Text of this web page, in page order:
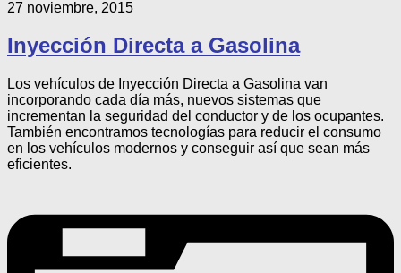
27 noviembre, 2015
Inyección Directa a Gasolina
Los vehículos de Inyección Directa a Gasolina van
incorporando cada día más, nuevos sistemas que
incrementan la seguridad del conductor y de los ocupantes.
También encontramos tecnologías para reducir el consumo
en los vehículos modernos y conseguir así que sean más
eficientes.